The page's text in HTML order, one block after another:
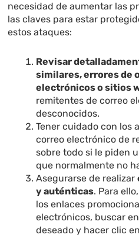
necesidad de aumentar las
las claves para estar
estos ataques:
Revisar
similares, errores de
electrónicos o sitios
remitentes de correo
Tener cuidado con los
correo electrónico de
sobre todo si le piden
que
Asegurarse de realizar
y auténticas. Para
los enlaces
electrónicos, buscar
deseado y hacer clic